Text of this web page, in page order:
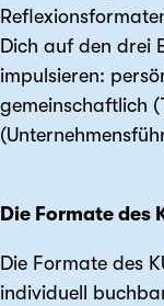
Dich auf den drei
impulsieren:
gemeinschaftlich
Die Formate des
Die Formate des
individuell